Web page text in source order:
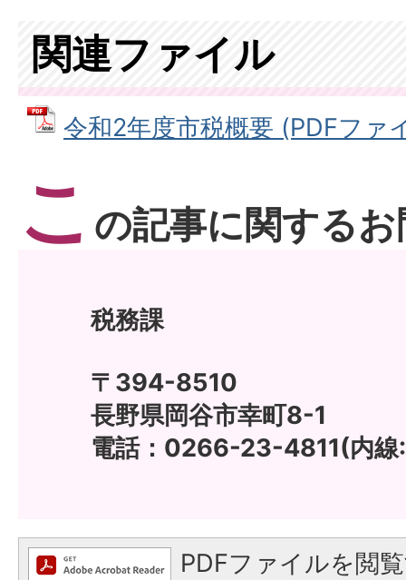
関連ファイル
令和2年度市税概要 (PDFファ
こ の記事に関する
税務課
〒394-8510
長野県岡谷市幸町8-1
電話：0266-23-4811(内線
PDFファイルを閲